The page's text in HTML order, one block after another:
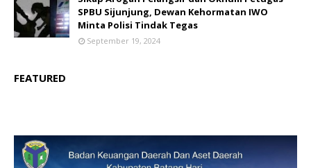
SPBU Sijunjung, Dewan Kehormatan IWO
Minta Polisi Tindak Tegas
September 19, 2024
FEATURED